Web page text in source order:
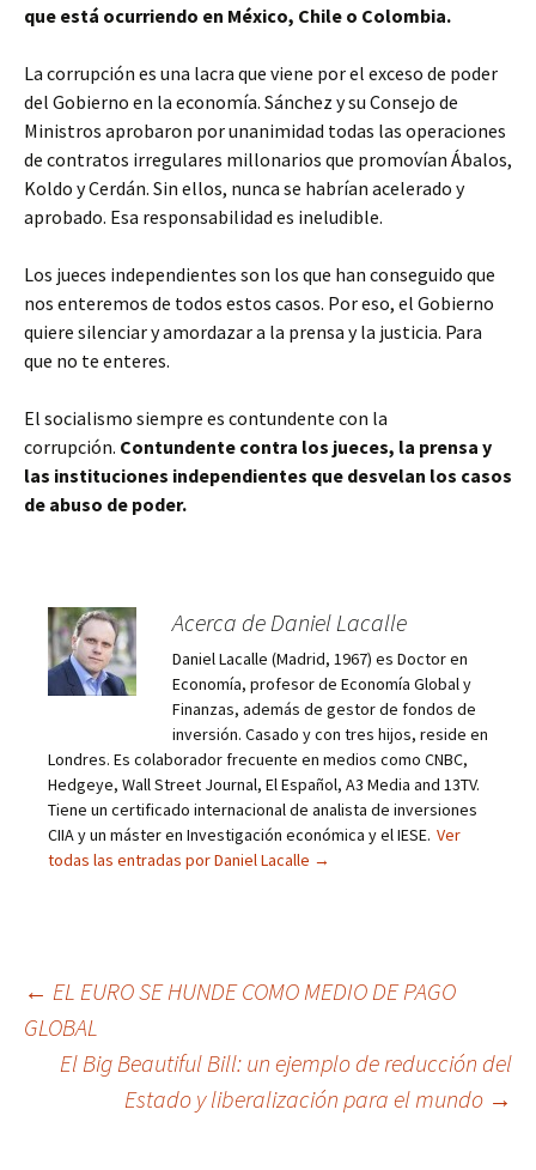
que está ocurriendo en México, Chile o Colombia.
La corrupción es una lacra que viene por el exceso de poder
del Gobierno en la economía. Sánchez y su Consejo de
Ministros aprobaron por unanimidad todas las operaciones
de contratos irregulares millonarios que promovían Ábalos,
Koldo y Cerdán. Sin ellos, nunca se habrían acelerado y
aprobado. Esa responsabilidad es ineludible.
Los jueces independientes son los que han conseguido que
nos enteremos de todos estos casos. Por eso, el Gobierno
quiere silenciar y amordazar a la prensa y la justicia. Para
que no te enteres.
El socialismo siempre es contundente con la
corrupción. Contundente contra los jueces, la prensa y
las instituciones independientes que desvelan los casos
de abuso de poder.
Acerca de Daniel Lacalle
Daniel Lacalle (Madrid, 1967) es Doctor en
Economía, profesor de Economía Global y
Finanzas, además de gestor de fondos de
inversión. Casado y con tres hijos, reside en
Londres. Es colaborador frecuente en medios como CNBC,
Hedgeye, Wall Street Journal, El Español, A3 Media and 13TV.
Tiene un certificado internacional de analista de inversiones
CIIA y un máster en Investigación económica y el IESE. Ver
todas las entradas por Daniel Lacalle →
Navegación
de
entradas
← EL EURO SE HUNDE COMO MEDIO DE PAGO
GLOBAL
El Big Beautiful Bill: un ejemplo de reducción del
Estado y liberalización para el mundo →